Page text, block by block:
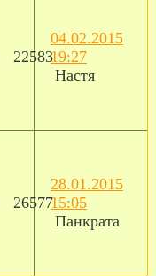
22583
04.02.2015
19:27
Настя
26577
28.01.2015
15:05
Панкрата